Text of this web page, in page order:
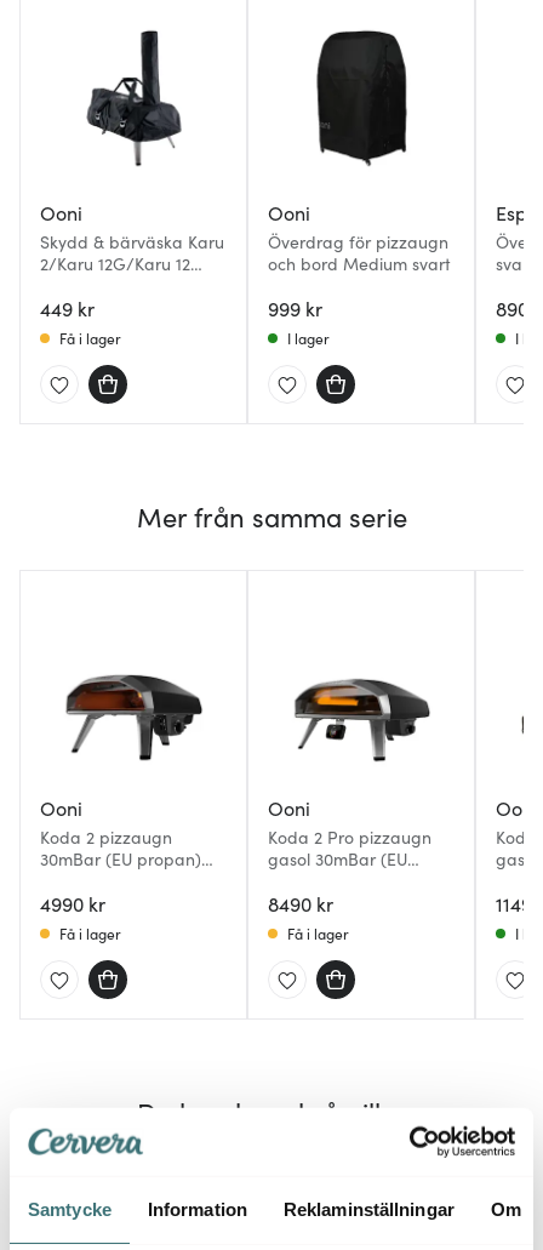
Samtycke Information Reklaminställningar Om
Ooni
Skydd & bärväska Karu
2/Karu 12G/Karu 12
449 kr
Få i lager
Ooni
Överdrag för pizzaugn
och bord Medium svart
999 kr
I lager
svart
890
I
Mer från samma serie
Ooni
Koda 2 pizzaugn
30mBar (EU propan)
4990 kr
Få i lager
Ooni
Koda 2 Pro pizzaugn
gasol 30mBar (EU
8490 kr
Få i lager
Ooni
gasol
I
Du kanske också gillar